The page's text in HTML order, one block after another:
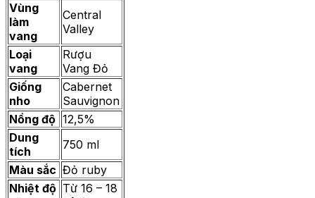
Vùng
làm
vang
Central
Valley
Loại
vang
Rượu
Vang Đỏ
Giống
nho
Cabernet
Sauvignon
Nồng độ 12,5%
Dung
tích
750 ml
Màu sắc Đỏ ruby
Nhiệt độ Từ 16 – 18